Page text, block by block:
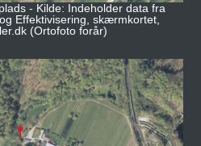
- Kilde: Indeholder data fra
Effektivisering, skærmkortet,
(Ortofoto forår)